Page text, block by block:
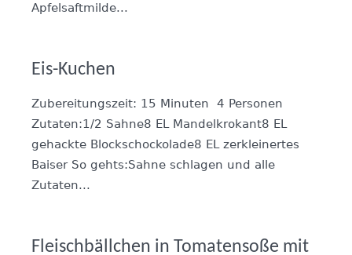
Apfelsaftmilde...
Eis-Kuchen
Zubereitungszeit: 15 Minuten 4 Personen
Zutaten:1/2 Sahne8 EL Mandelkrokant8 EL
gehackte Blockschockolade8 EL zerkleinertes
Baiser So gehts:Sahne schlagen und alle
Zutaten...
Fleischbällchen in Tomatensoße mit